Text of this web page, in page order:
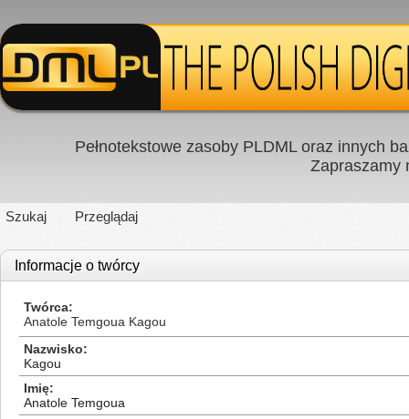
Pełnotekstowe zasoby PLDML oraz innych
Zapraszamy
Szukaj Przeglądaj
Informacje o twórcy
Twórca
Anatole Temgoua Kagou
Nazwisko
Kagou
Imię
Anatole Temgoua